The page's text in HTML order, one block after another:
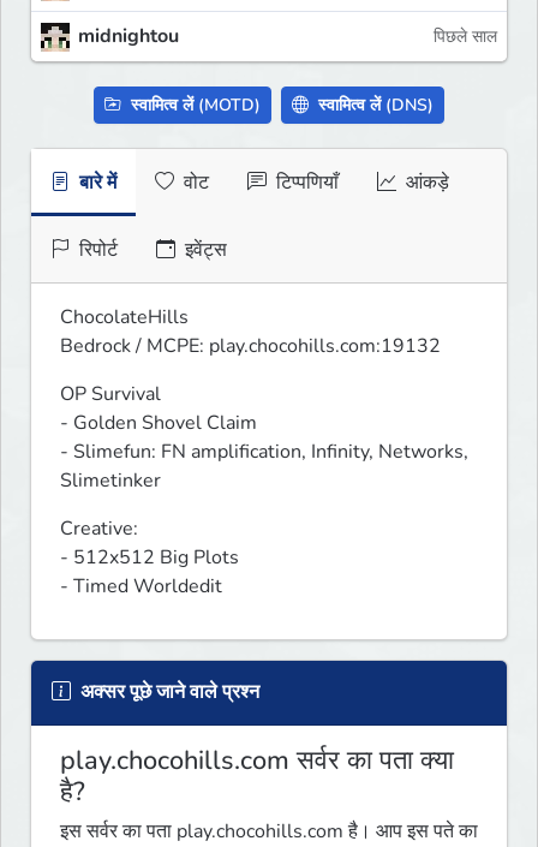
midnightou पिछले साल
स्वामित्व लें (MOTD) स्वामित्व लें (DNS)
बारे में वोट टिप्पणियाँ आंकड़े
रिपोर्ट इवेंट्स
ChocolateHills
Bedrock / MCPE: play.chocohills.com:19132
OP Survival
- Golden Shovel Claim
- Slimefun: FN amplification, Infinity, Networks,
Slimetinker
Creative:
- 512x512 Big Plots
- Timed Worldedit
अक्सर पूछे जाने वाले प्रश्न
play.chocohills.com सर्वर का पता क्या
है?
इस सर्वर का पता play.chocohills.com है। आप इस पते का